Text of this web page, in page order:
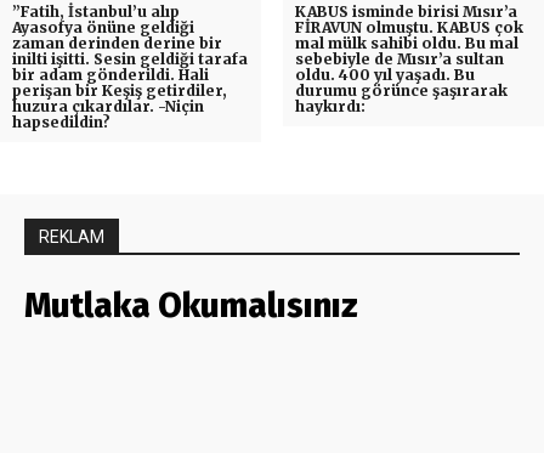
”Fatih, İstanbul’u alıp
Ayasofya önüne geldiği
zaman derinden derine bir
inilti işitti. Sesin geldiği tarafa
bir adam gönderildi. Hali
perişan bir Keşiş getirdiler,
huzura çıkardılar. -Niçin
hapsedildin?
KABUS isminde birisi Mısır’a
FİRAVUN olmuştu. KABUS çok
mal mülk sahibi oldu. Bu mal
sebebiyle de Mısır’a sultan
oldu. 400 yıl yaşadı. Bu
durumu görünce şaşırarak
haykırdı:
REKLAM
Mutlaka Okumalısınız